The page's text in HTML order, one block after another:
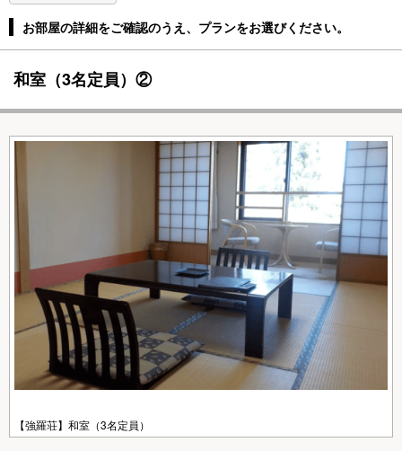
お部屋の詳細をご確認のうえ、プランをお選びください。
和室（3名定員）②
【強羅荘】和室（3名定員）